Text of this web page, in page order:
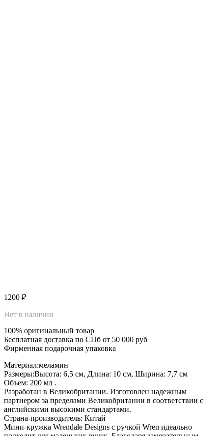
1200 ₽
Нет в наличии
100% оригинальный товар
Бесплатная доставка по СПб от 50 000 руб
Фирменная подарочная упаковка
Материал:меламин
Размеры:Высота: 6,5 см, Длина: 10 см, Ширина: 7,7 см
Объем: 200 мл .
Разработан в Великобритании. Изготовлен надежным
партнером за пределами Великобритании в соответствии с
английскими высокими стандартами.
Страна-производитель: Китай
Мини-кружка Wrendale Designs с ручкой Wren идеально